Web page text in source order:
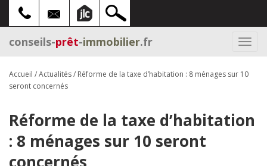
conseils-prêt-immobilier.fr
Accueil /Actualités/ Réforme de la taxe d’habitation : 8 ménages sur 10
seront concernés
Réforme de la taxe d’habitation
: 8 ménages sur 10 seront